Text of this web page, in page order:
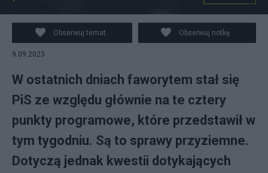
Sobota jest dniem konwencji największych partii Fot.
PAP/Łukasz Gągulski
Obserwuj temat Obserwuj notkę
9.09.2023
W ostatnich dniach faworytem stał się
PiS ze względu głównie na te cztery
punkty programowe, które przedstawił w
tym tygodniu. Są to sprawy przyziemne.
Dotyczą jednak kwestii dotykających